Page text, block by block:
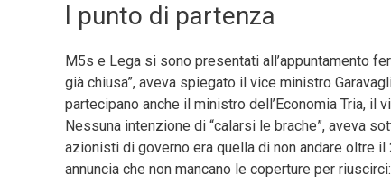
l punto di partenza
M5s e Lega si sono presentati all’appuntamento
già chiusa”, aveva spiegato il vice ministro
partecipano anche il ministro dell’Economia Tria,
Nessuna intenzione di “calarsi le brache”, aveva
azionisti di governo era quella di non andare oltre
annuncia che non mancano le coperture per